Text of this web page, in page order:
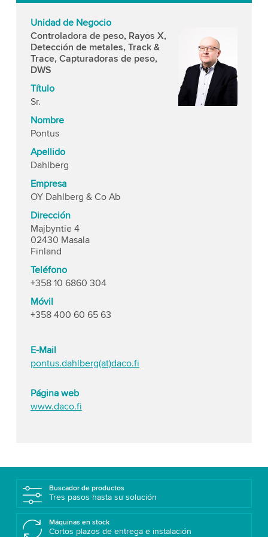
Unidad de Negocio
Controladora de peso, Rayos X,
Detección de metales, Track &
Trace, Capturadoras de peso,
DWS
Título
Sr.
Nombre
Pontus
Apellido
Dahlberg
Empresa
OY Dahlberg & Co Ab
Dirección
Majbyntie 4
02430 Masala
Finland
Teléfono
+358 10 6860 304
Móvil
+358 400 60 65 63
E-Mail
pontus.dahlberg(at)daco.fi
Página web
www.daco.fi
Buscador de productos
Tres pasos hasta su solución
Máquinas en stock
Cortos plazos de entrega e instalación